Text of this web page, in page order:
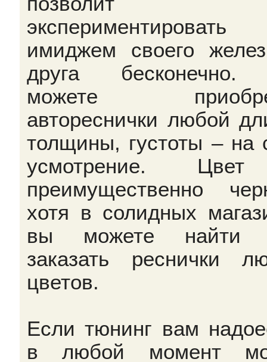
имиджем своего
друга
можете
автореснички любой
толщины, густоты – на
усмотрение.
преимущественно
хотя в солидных
вы можете найти
заказать реснички
цветов.
Если тюнинг вам
в любой момент